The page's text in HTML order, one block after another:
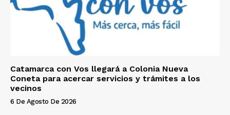
Catamarca con Vos llegará a Colonia Nueva
Coneta para acercar servicios y trámites a los
vecinos
6 De Agosto De 2026